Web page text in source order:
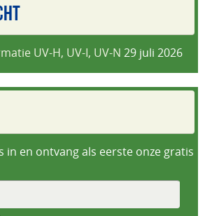
UV-H, UV-I, UV-N 29 juli 2026
in en ontvang als eerste onze gratis